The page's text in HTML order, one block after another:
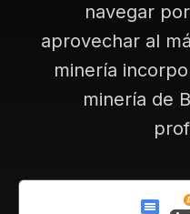
navegar
aprovechar al
minería
minería de